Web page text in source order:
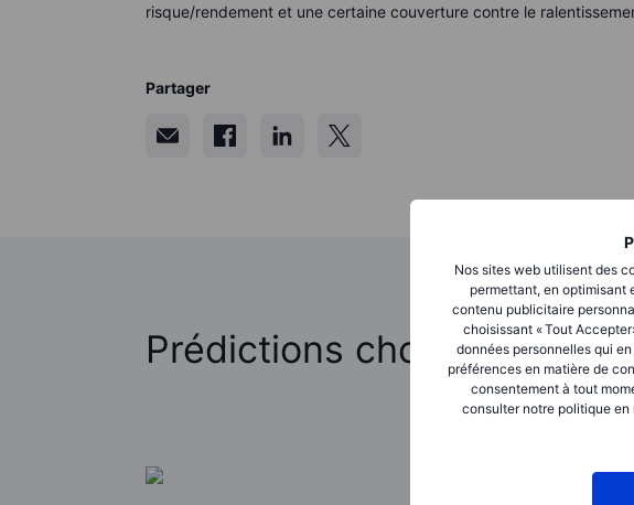
Nos sites web utilisent des
permettant, en optimisant
contenu publicitaire
choisissant « Tout
données personnelles qui
préférences en matière de
consentement à tout
consulter notre politique en
risque/rendement et une certaine couverture contre le
Partager
Prédictions choc 2026